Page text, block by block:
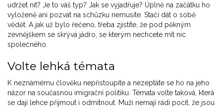
udržet nit? Je to váš typ? Jak se vyjadřuje? Úplně na začátku ho
vyloženě ani pozvat na schůzku nemusíte. Stačí dát o sobě
vědět. A jak už bylo řečeno, třeba zjistíte, že pod pěkným
zevnějškem se skrývá jádro, se kterým nechcete mít nic
společného.
Volte lehká témata
K neznámému člověku nepřistoupíte a nezeptáte se ho na jeho
názor na současnou imigrační politiku. Témata volte taková, která
se dají lehce přijmout i odmítnout. Muži nemají rádi pocit, že jsou